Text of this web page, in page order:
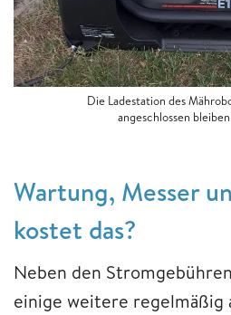
Die Ladestation des
angeschlossen
Wartung, Messer
kostet das?
Neben den
einige weitere regelmäßig